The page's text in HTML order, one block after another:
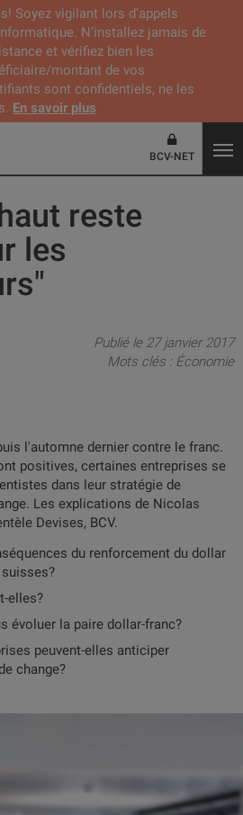
Soyez vigilant lors d’appels
N’installez jamais de
et vérifiez bien les
montant de vos
sont confidentiels, ne les
En savoir plus
BCV-NET
reste
les
Publié le 27 janvier 2017
Mots clés : Économie
l'automne dernier contre le franc.
positives, certaines entreprises se
dans leur stratégie de
Les explications de Nicolas
Devises, BCV.
du renforcement du dollar
suisses?
elles?
évoluer la paire dollar-franc?
peuvent-elles anticiper
change?